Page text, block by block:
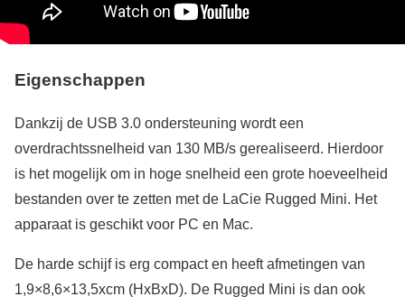
Eigenschappen
Dankzij de USB 3.0 ondersteuning wordt een
overdrachtssnelheid van 130 MB/s gerealiseerd. Hierdoor
is het mogelijk om in hoge snelheid een grote hoeveelheid
bestanden over te zetten met de LaCie Rugged Mini. Het
apparaat is geschikt voor PC en Mac.
De harde schijf is erg compact en heeft afmetingen van
1,9×8,6×13,5xcm (HxBxD). De Rugged Mini is dan ook